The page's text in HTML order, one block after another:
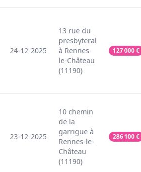
24-12-2025
13 rue du
presbyteral
à Rennes-
le-Château
(11190)
127 000€
23-12-2025
10 chemin
de la
garrigue à
Rennes-le-
Château
(11190)
286 100€